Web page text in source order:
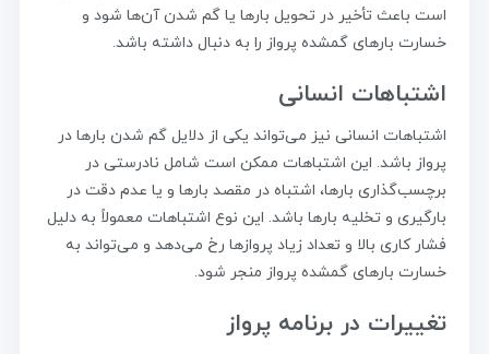
است باعث تأخیر در تحویل بارها یا گم شدن آن‌ها شود و
خسارت بارهای گمشده پرواز را به دنبال داشته باشد.
اشتباهات انسانی
اشتباهات انسانی نیز می‌تواند یکی از دلایل گم شدن بارها در
پرواز باشد. این اشتباهات ممکن است شامل نادرستی در
برچسب‌گذاری بارها، اشتباه در مقصد بارها و یا عدم دقت در
بارگیری و تخلیه بارها باشد. این نوع اشتباهات معمولاً به دلیل
فشار کاری بالا و تعداد زیاد پروازها رخ می‌دهد و می‌تواند به
خسارت بارهای گمشده پرواز منجر شود.
تغییرات در برنامه پرواز